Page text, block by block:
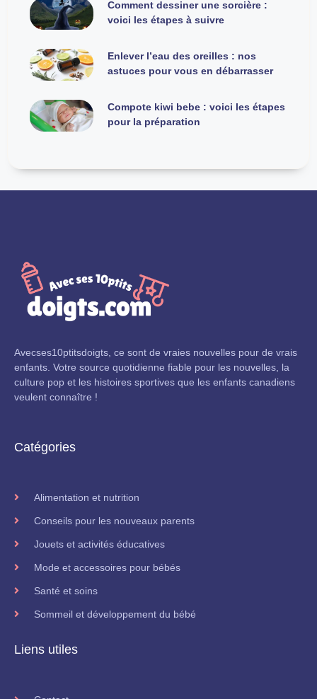
Comment dessiner une sorcière :
voici les étapes à suivre
Enlever l’eau des oreilles : nos
astuces pour vous en débarrasser
Compote kiwi bebe : voici les étapes
pour la préparation
Avecses10ptitsdoigts, ce sont de vraies nouvelles pour de vrais
enfants. Votre source quotidienne fiable pour les nouvelles, la
culture pop et les histoires sportives que les enfants canadiens
veulent connaître !
Catégories
Alimentation et nutrition
Conseils pour les nouveaux parents
Jouets et activités éducatives
Mode et accessoires pour bébés
Santé et soins
Sommeil et développement du bébé
Liens utiles